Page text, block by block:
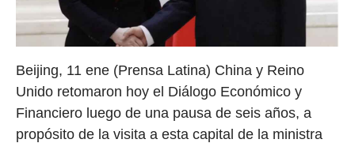
Beijing, 11 ene (Prensa Latina) China y Reino
Unido retomaron hoy el Diálogo Económico y
Financiero luego de una pausa de seis años, a
propósito de la visita a esta capital de la ministra